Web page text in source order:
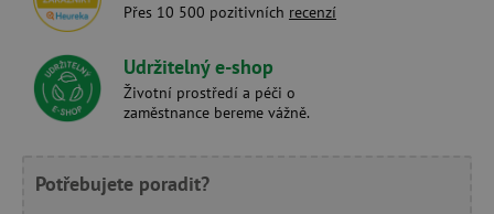
Přes 10 500 pozitivních recenzí
Udržitelný e-shop
Životní prostředí a péči o
zaměstnance bereme vážně.
Potřebujete poradit?